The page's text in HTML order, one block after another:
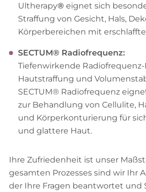
Ultherapy® eignet sich
Straffung von Gesicht, Hals,
Körperbereichen mit
SECTUM® Radiofrequenz:
Tiefenwirkende
Hautstraffung und
SECTUM® Radiofrequenz
zur Behandlung von Cellulite,
und Körperkonturierung für
und glattere Haut.
Ihre Zufriedenheit ist unser
gesamten Prozesses sind wir Ihr
der Ihre Fragen beantwortet und